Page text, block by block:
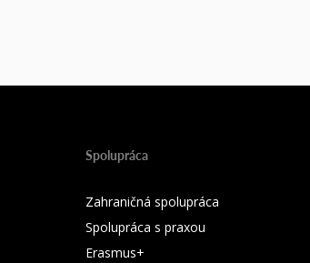
Spolupráca
Zahraničná spolupráca
Spolupráca s praxou
Erasmus+